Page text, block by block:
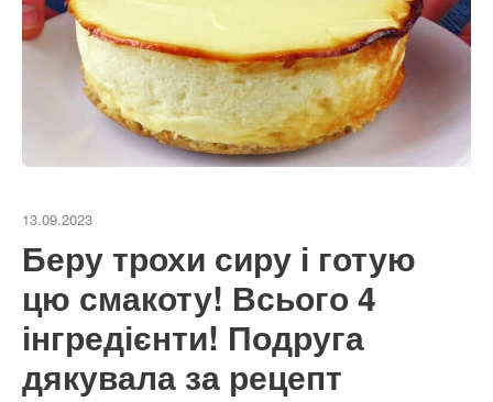
13.09.2023
Беру трохи сиру і готую
цю смакоту! Всього 4
інгредієнти! Подруга
дякувала за рецепт